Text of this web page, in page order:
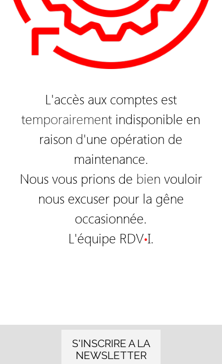
L'accès aux comptes est
temporairement indisponible en
raison d'une opération de
maintenance.
Nous vous prions de bien vouloir
nous excuser pour la gêne
occasionnée.
L'équipe RDV•I.
S'INSCRIRE A LA
NEWSLETTER